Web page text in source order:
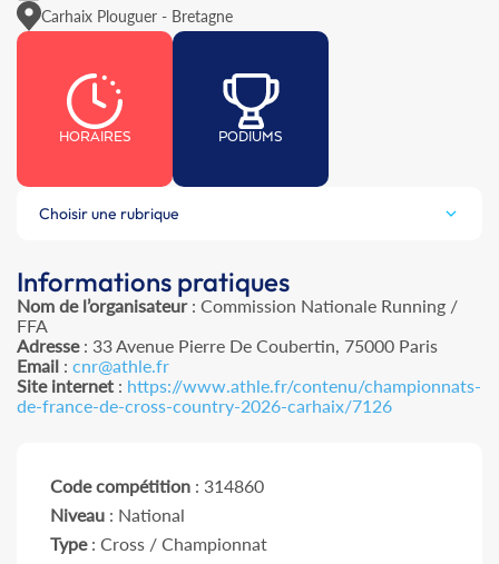
Carhaix Plouguer - Bretagne
HORAIRES PODIUMS
Choisir une rubrique
Informations pratiques
Nom de l’organisateur: Commission Nationale Running /
FFA
Adresse: 33 Avenue Pierre De Coubertin, 75000 Paris
Email : cnr@athle.fr
Site internet : https://www.athle.fr/contenu/championnats-
de-france-de-cross-country-2026-carhaix/7126
Code compétition : 314860
Niveau : National
Type: Cross / Championnat